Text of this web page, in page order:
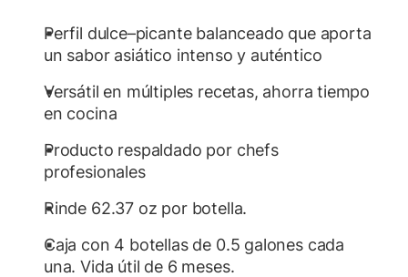
Perfil dulce–picante balanceado que aporta
un sabor asiático intenso y auténtico
Versátil en múltiples recetas, ahorra tiempo
en cocina
Producto respaldado por chefs
profesionales
Rinde 62.37 oz por botella.
Caja con 4 botellas de 0.5 galones cada
una. Vida útil de 6 meses.